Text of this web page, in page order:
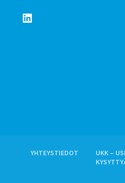
LinkedIn
YHTEYSTIEDOT
UKK –